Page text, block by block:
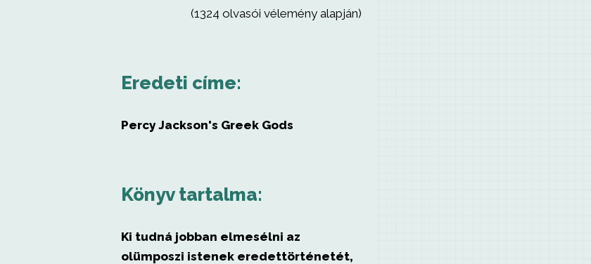
(1324 olvasói vélemény alapján)
Eredeti címe:
Percy Jackson's Greek Gods
Könyv tartalma:
Ki tudná jobban elmesélni az
olümposzi istenek eredettörténetét,